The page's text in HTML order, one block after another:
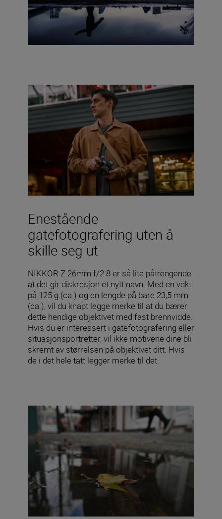
Enestående
gatefotografering uten å
skille seg ut
NIKKOR Z 26mm f/2.8 er så lite påtrengende
at det gir diskresjon et nytt navn. Med en vekt
på 125 g (ca.) og en lengde på bare 23,5 mm
(ca.), vil du knapt legge merke til at du bærer
dette hendige objektivet med fast brennvidde.
Hvis du er interessert i gatefotografering eller
situasjonsportretter, vil ikke motivene dine bli
skremt av størrelsen på objektivet ditt. Hvis
de i det hele tatt legger merke til det.